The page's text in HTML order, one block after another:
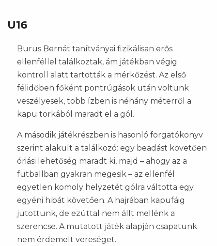
U16
Burus Bernát tanítványai fizikálisan erős
ellenféllel találkoztak, ám játékban végig
kontroll alatt tartották a mérkőzést. Az első
félidőben főként pontrúgások után voltunk
veszélyesek, több ízben is néhány méterről a
kapu torkából maradt el a gól.
A második játékrészben is hasonló forgatókönyv
szerint alakult a találkozó: egy beadást követően
óriási lehetőség maradt ki, majd – ahogy az a
futballban gyakran megesik – az ellenfél
egyetlen komoly helyzetét gólra váltotta egy
egyéni hibát követően. A hajrában kapufáig
jutottunk, de ezúttal nem állt mellénk a
szerencse. A mutatott játék alapján csapatunk
nem érdemelt vereséget.